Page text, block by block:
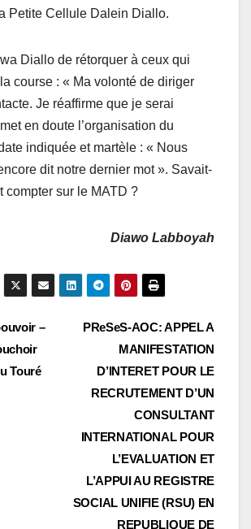
Petite Cellule Dalein Diallo.
Diallo de rétorquer à ceux qui
la course : « Ma volonté de diriger
Je réaffirme que je serai
en doute l’organisation du
indiquée et martèle : « Nous
dit notre dernier mot ». Savait-
compter sur le MATD ?
Diawo Labboyah
PReSeS-AOC: APPEL A
MANIFESTATION
D’INTERET POUR LE
RECRUTEMENT D’UN
CONSULTANT
INTERNATIONAL POUR
L’EVALUATION ET
L’APPUI AU REGISTRE
SOCIAL UNIFIE (RSU) EN
REPUBLIQUE DE
–
Touré